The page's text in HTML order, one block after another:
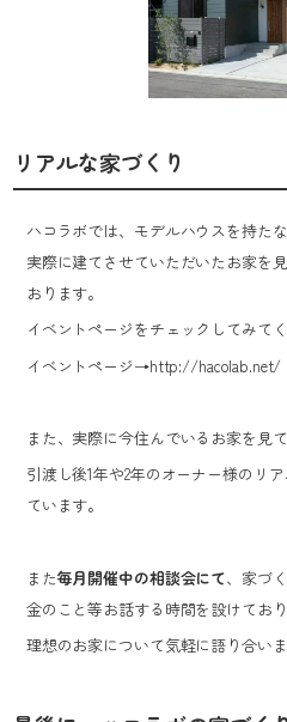
リアルな家づくり
ハコラボでは、モデルハウスを持た
実際に建てさせていただいたお家を
おります。
イベントページをチェックしてみて
イベントページ→http://hacolab.net/
また、実際に今住んでいるお家を見
引渡し後1年や2年のオーナー様のリ
ています。
また毎月開催中の相談会にて、家づ
金のこと等お話する時間を設けており
理想のお家について気軽に語り合いま